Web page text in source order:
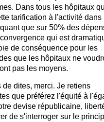
Dans tous les hôpitaux
tarification à l'activité dans
que sur 50% des
qui est
de conséquence pour les
que les hôpitaux ne
pas les moyens.
dites, merci. Je retiens
que préférez l'équité à
devise républicaine,
de s'interroger sur le